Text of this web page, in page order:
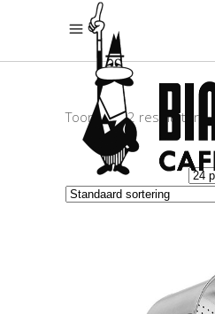
Toont alle 2 resultaten